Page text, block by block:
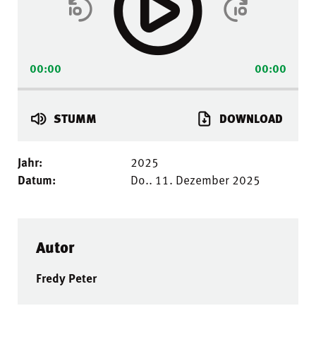
00:00 00:00
STUMM DOWNLOAD
Jahr:
2025
Datum:
Do.. 11. Dezember 2025
Autor
Fredy Peter